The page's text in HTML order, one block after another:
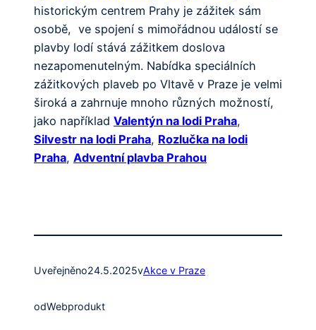
historickým centrem Prahy je zážitek sám
osobě, ve spojení s mimořádnou událostí se
plavby lodí stává zážitkem doslova
nezapomenutelným. Nabídka speciálních
zážitkových plaveb po Vltavě v Praze je velmi
široká a zahrnuje mnoho různých možností,
jako například Valentýn na lodi Praha,
Silvestr na lodi Praha, Rozlučka na lodi
Praha, Adventní plavba Prahou
Uveřejněno24.5.2025vAkce v Praze
odWebprodukt